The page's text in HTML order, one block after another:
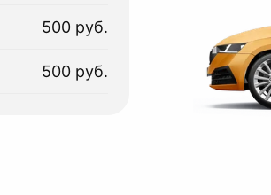
500 руб.
500 руб.